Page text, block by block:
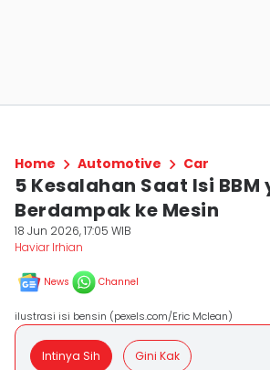
Home Automotive Car
5 Kesalahan Saat Isi BBM
Berdampak ke Mesin
18 Jun 2026, 17:05 WIB
Haviar Irhian
News Channel
ilustrasi isi bensin (pexels.com/Eric Mclean)
Intinya Sih Gini Kak